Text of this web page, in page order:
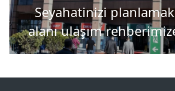
Seyahatinizi
alanı ulaşım